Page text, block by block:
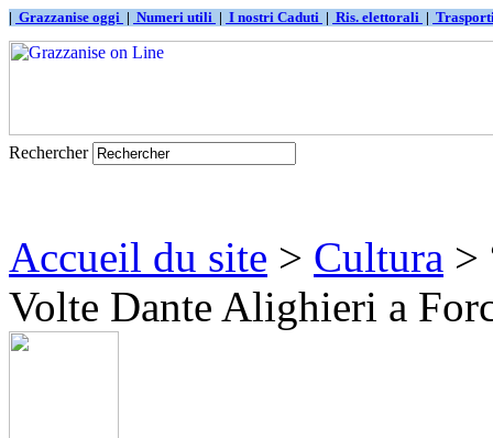
| Grazzanise oggi | Numeri utili | I nostri Caduti | Ris. elettorali |
Rechercher
Accueil du site > Cultura >
Volte Dante Alighieri a